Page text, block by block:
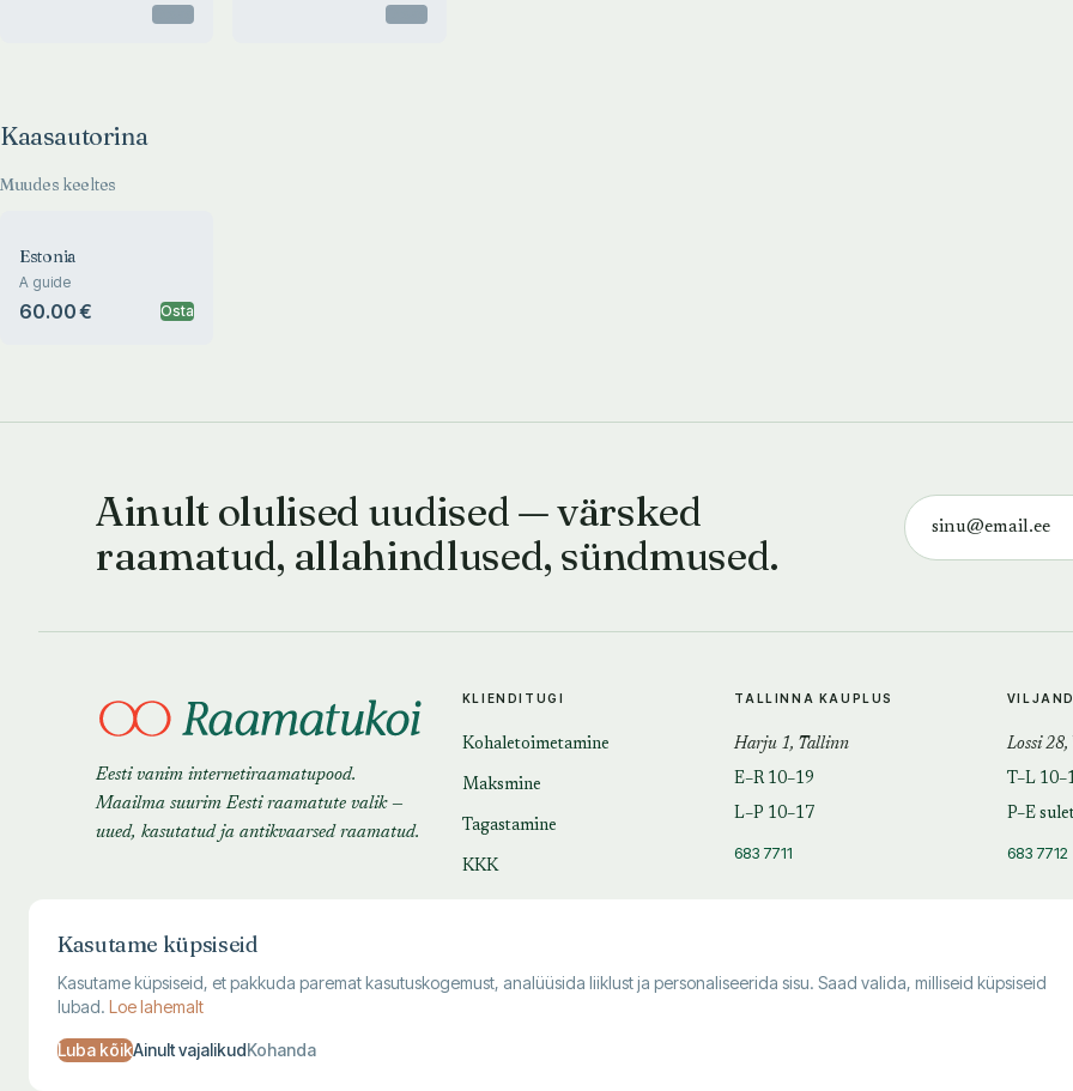
Kaasautorina
Muudes keeltes
Estonia
A guide
60.00 € Osta
Ainult olulised uudised — värsked
raamatud, allahindlused, sündmused.
Eesti vanim internetiraamatupood.
Maailma suurim Eesti raamatute valik —
uued, kasutatud ja antikvaarsed raamatud.
KLIENDITUGI
Kohaletoimetamine
Maksmine
Tagastamine
KKK
TALLINNA KAUPLUS
Harju 1, Tallinn
E–R 10–19
L–P 10–17
683 7711
Lossi
T–L
P–E
683 7712
Kasutame küpsiseid
Kasutame küpsiseid, et pakkuda paremat kasutuskogemust, analüüsida liiklust ja personaliseerida sisu. Saad valida, milliseid küpsiseid
lubad. Loe lahemalt
Luba kõikAinult vajalikudKohanda